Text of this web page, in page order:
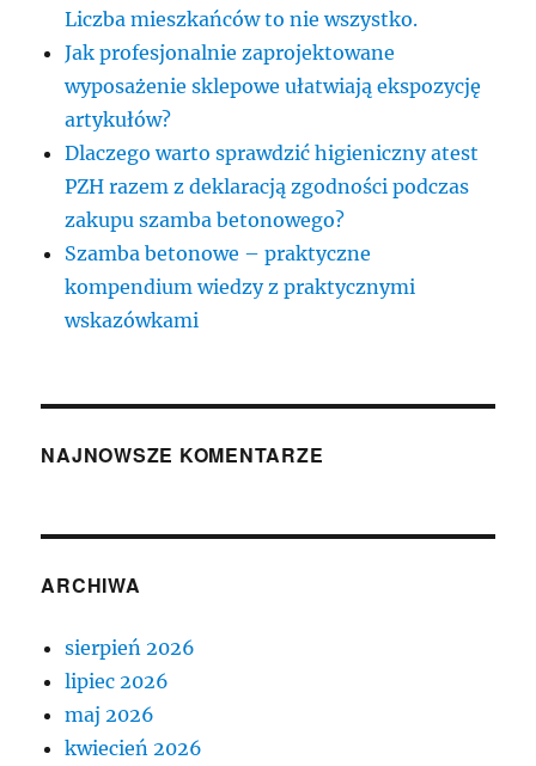
Liczba mieszkańców to nie wszystko.
Jak profesjonalnie zaprojektowane
wyposażenie sklepowe ułatwiają ekspozycję
artykułów?
Dlaczego warto sprawdzić higieniczny atest
PZH razem z deklaracją zgodności podczas
zakupu szamba betonowego?
Szamba betonowe – praktyczne
kompendium wiedzy z praktycznymi
wskazówkami
NAJNOWSZE KOMENTARZE
ARCHIWA
sierpień 2026
lipiec 2026
maj 2026
kwiecień 2026